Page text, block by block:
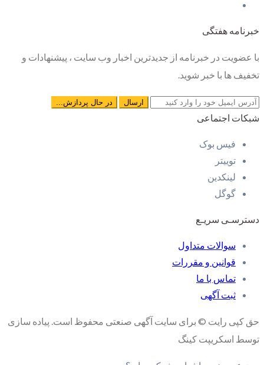
خبرنامه هفتگی
با عضویت در خبرنامه از جدیدترین اخبار وب سایت ، پیشنهادات و
تخفیف ها با خبر شوید.
شبکات اجتماعی
فیس بوک
توییتر
لینکدین
گوگل
دسترسـی سریـع
سوالات متداول
قوانین و مقررات
تماس با ما
ثبت آگهی
حق کپی رایت © برای سایت آگهی صنعتی محفوظ است. پیاده سازی
توسط اسکریپت کینگ